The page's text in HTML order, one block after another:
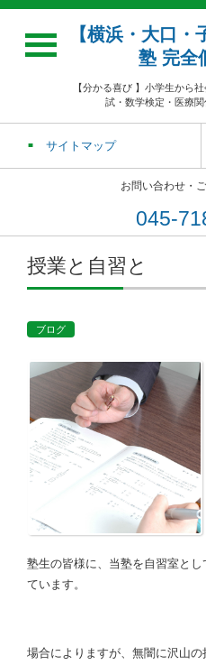
【横浜・大口
塾 完全
【分かる喜び 】小学生から
試・数学検定・医療
サイトマップ
お問い合わせ・
045-
授業と自習と
ブログ
塾生の皆様に、当塾を自習室と
ています。
場合によりますが、無闇に沢山の